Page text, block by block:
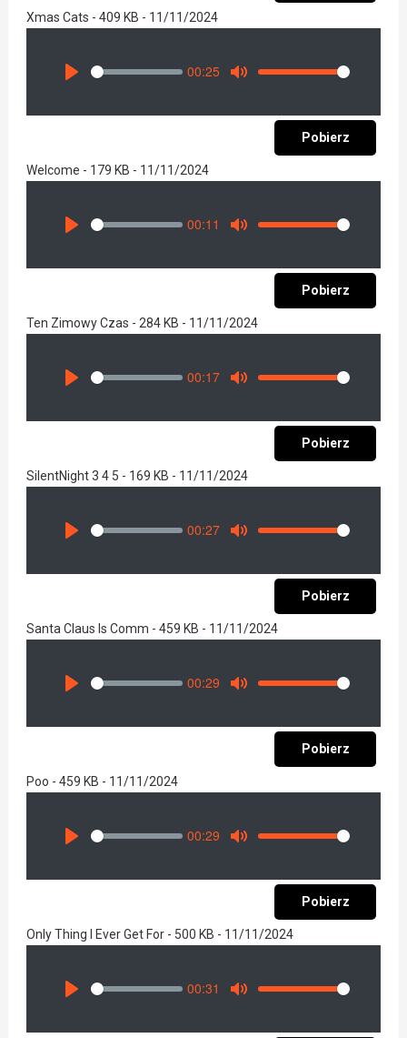
Xmas Cats - 409 KB - 11/11/2024
Seek
00:25
Volume
Pobierz
Welcome - 179 KB - 11/11/2024
Seek
00:11
Volume
Pobierz
Ten Zimowy Czas - 284 KB - 11/11/2024
Seek
00:17
Volume
Pobierz
SilentNight 3 4 5 - 169 KB - 11/11/2024
Seek
00:27
Volume
Pobierz
Santa Claus Is Comm - 459 KB - 11/11/2024
Seek
00:29
Volume
Pobierz
Poo - 459 KB - 11/11/2024
Seek
00:29
Volume
Pobierz
Only Thing I Ever Get For - 500 KB - 11/11/2024
Seek
00:31
Volume